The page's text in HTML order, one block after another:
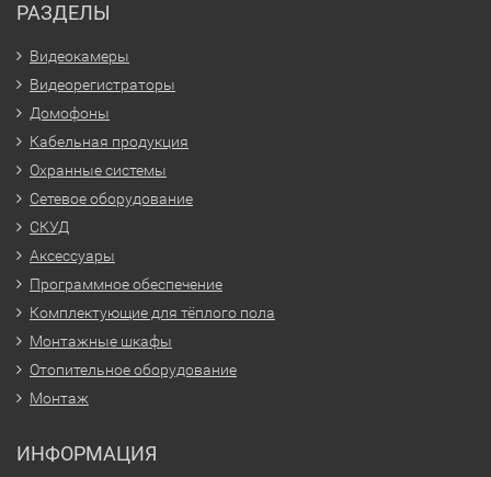
РАЗДЕЛЫ
Видеокамеры
Видеорегистраторы
Домофоны
Кабельная продукция
Охранные системы
Сетевое оборудование
СКУД
Аксессуары
Программное обеспечение
Комплектующие для тёплого пола
Монтажные шкафы
Отопительное оборудование
Монтаж
ИНФОРМАЦИЯ